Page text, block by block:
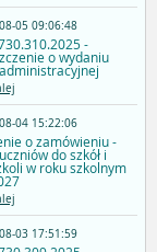
05 09:06:48
-
o wydaniu
04 15:22:06
o zamówieniu -
do szkół i
w roku szkolnym
03 17:51:59